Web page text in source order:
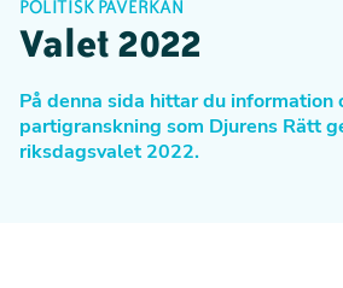
POLITISK PÅVERKAN
Valet 2022
På denna sida hittar du information
partigranskning som Djurens Rätt
riksdagsvalet 2022.